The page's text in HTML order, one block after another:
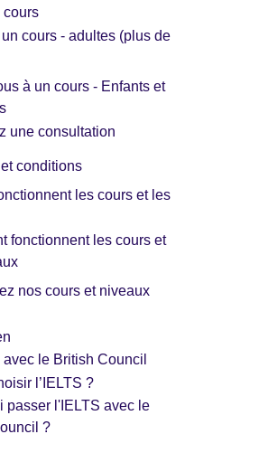
cours
cours - adultes (plus de
à un cours - Enfants et
une consultation
conditions
les cours et les
fonctionnent les cours et
nos cours et niveaux
le British Council
l’IELTS ?
passer l'IELTS avec le
?